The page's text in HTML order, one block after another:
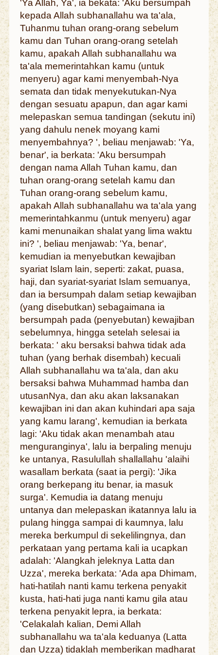
'Ya Allah, Ya', ia bekata: 'Aku bersumpah
kepada Allah subhanallahu wa ta'ala,
Tuhanmu tuhan orang-orang sebelum
kamu dan Tuhan orang-orang setelah
kamu, apakah Allah subhanallahu wa
ta'ala memerintahkan kamu (untuk
menyeru) agar kami menyembah-Nya
semata dan tidak menyekutukan-Nya
dengan sesuatu apapun, dan agar kami
melepaskan semua tandingan (sekutu ini)
yang dahulu nenek moyang kami
menyembahnya? ', beliau menjawab: 'Ya,
benar', ia berkata: 'Aku bersumpah
dengan nama Allah Tuhan kamu, dan
tuhan orang-orang setelah kamu dan
Tuhan orang-orang sebelum kamu,
apakah Allah subhanallahu wa ta'ala yang
memerintahkanmu (untuk menyeru) agar
kami menunaikan shalat yang lima waktu
ini? ', beliau menjawab: 'Ya, benar',
kemudian ia menyebutkan kewajiban
syariat Islam lain, seperti: zakat, puasa,
haji, dan syariat-syariat Islam semuanya,
dan ia bersumpah dalam setiap kewajiban
(yang disebutkan) sebagaimana ia
bersumpah pada (penyebutan) kewajiban
sebelumnya, hingga setelah selesai ia
berkata: ' aku bersaksi bahwa tidak ada
tuhan (yang berhak disembah) kecuali
Allah subhanallahu wa ta'ala, dan aku
bersaksi bahwa Muhammad hamba dan
utusanNya, dan aku akan laksanakan
kewajiban ini dan akan kuhindari apa saja
yang kamu larang', kemudian ia berkata
lagi: 'Aku tidak akan menambah atau
menguranginya', lalu ia berpaling menuju
ke untanya, Rasulullah shallallahu 'alaihi
wasallam berkata (saat ia pergi): 'Jika
orang berkepang itu benar, ia masuk
surga'. Kemudia ia datang menuju
untanya dan melepaskan ikatannya lalu ia
pulang hingga sampai di kaumnya, lalu
mereka berkumpul di sekelilingnya, dan
perkataan yang pertama kali ia ucapkan
adalah: 'Alangkah jeleknya Latta dan
Uzza', mereka berkata: 'Ada apa Dhimam,
hati-hatilah nanti kamu terkena penyakit
kusta, hati-hati juga nanti kamu gila atau
terkena penyakit lepra, ia berkata:
'Celakalah kalian, Demi Allah
subhanallahu wa ta'ala keduanya (Latta
dan Uzza) tidaklah memberikan madharat